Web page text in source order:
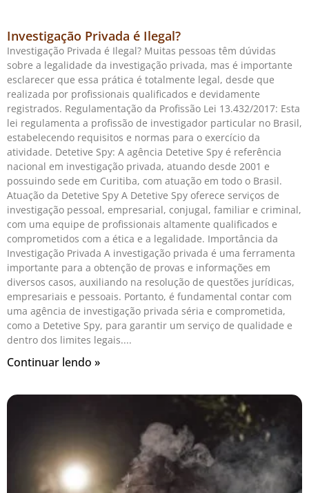
Investigação Privada é Ilegal?
Investigação Privada é Ilegal? Muitas pessoas têm dúvidas
sobre a legalidade da investigação privada, mas é importante
esclarecer que essa prática é totalmente legal, desde que
realizada por profissionais qualificados e devidamente
registrados. Regulamentação da Profissão Lei 13.432/2017: Esta
lei regulamenta a profissão de investigador particular no Brasil,
estabelecendo requisitos e normas para o exercício da
atividade. Detetive Spy: A agência Detetive Spy é referência
nacional em investigação privada, atuando desde 2001 e
possuindo sede em Curitiba, com atuação em todo o Brasil.
Atuação da Detetive Spy A Detetive Spy oferece serviços de
investigação pessoal, empresarial, conjugal, familiar e criminal,
com uma equipe de profissionais altamente qualificados e
comprometidos com a ética e a legalidade. Importância da
Investigação Privada A investigação privada é uma ferramenta
importante para a obtenção de provas e informações em
diversos casos, auxiliando na resolução de questões jurídicas,
empresariais e pessoais. Portanto, é fundamental contar com
uma agência de investigação privada séria e comprometida,
como a Detetive Spy, para garantir um serviço de qualidade e
dentro dos limites legais.
Continuar lendo »